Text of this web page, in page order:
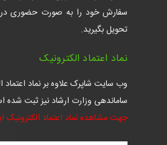
سفارش خود را به صورت حضوری در
تحویل بگیرید.
نماد اعتماد الکترونیک
وب سایت شاپرک علاوه بر نماد
ساماندهی وزارت ارشاد نیز ثبت
جهت مشاهده نماد اعتماد الکترونیک